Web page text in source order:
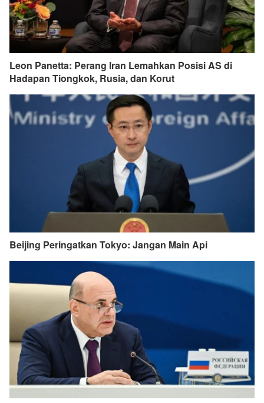
Leon Panetta: Perang Iran Lemahkan Posisi AS di
Hadapan Tiongkok, Rusia, dan Korut
Beijing Peringatkan Tokyo: Jangan Main Api